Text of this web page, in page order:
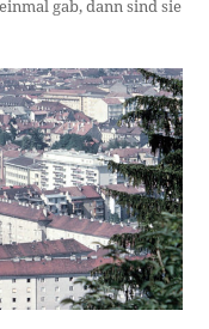
gab, dann sind sie